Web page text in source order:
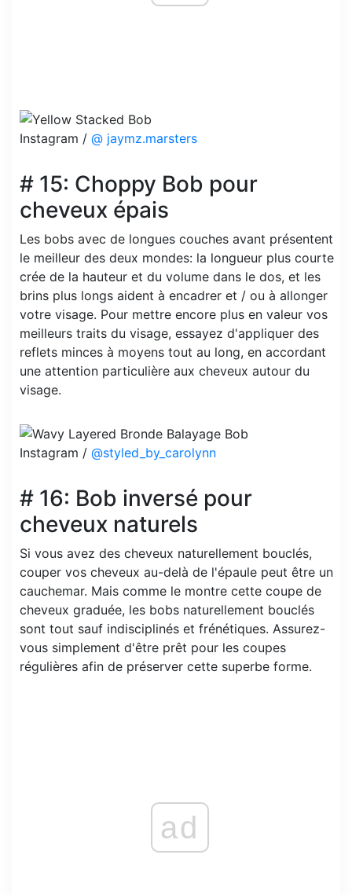
Instagram / @ jaymz.marsters
# 15: Choppy Bob pour
cheveux épais
Les bobs avec de longues couches avant présentent
le meilleur des deux mondes: la longueur plus courte
crée de la hauteur et du volume dans le dos, et les
brins plus longs aident à encadrer et / ou à allonger
votre visage. Pour mettre encore plus en valeur vos
meilleurs traits du visage, essayez d'appliquer des
reflets minces à moyens tout au long, en accordant
une attention particulière aux cheveux autour du
visage.
Instagram / @styled_by_carolynn
# 16: Bob inversé pour
cheveux naturels
Si vous avez des cheveux naturellement bouclés,
couper vos cheveux au-delà de l'épaule peut être un
cauchemar. Mais comme le montre cette coupe de
cheveux graduée, les bobs naturellement bouclés
sont tout sauf indisciplinés et frénétiques. Assurez-
vous simplement d'être prêt pour les coupes
régulières afin de préserver cette superbe forme.
ad